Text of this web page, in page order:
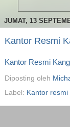
JUMAT, 13
Kantor Resmi
Kantor Resmi
Diposting oleh
Label: Kantor